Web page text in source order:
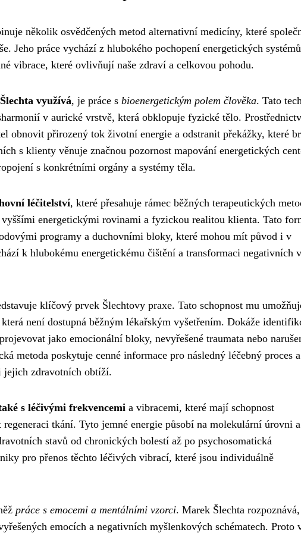
několik osvědčených metod alternativní medicíny, které
Jeho práce vychází z hlubokého pochopení energetických systémů
vibrace, které ovlivňují naše zdraví a celkovou pohodu.
využívá, je práce s bioenergetickým polem člověka. Tato
v aurické vrstvě, která obklopuje fyzické tělo.
obnovit přirozený tok životní energie a odstranit překážky, které
s klienty věnuje značnou pozornost mapování energetických
s konkrétními orgány a systémy těla.
léčitelství, které přesahuje rámec běžných terapeutických
energetickými rovinami a fyzickou realitou klienta. Tato
programy a duchovními bloky, které mohou mít původ i v
k hlubokému energetickému čištění a transformaci negativních
klíčový prvek Šlechtovy praxe. Tato schopnost mu
není dostupná běžným lékařským vyšetřením. Dokáže
jako emocionální bloky, nevyřešené traumata nebo
metoda poskytuje cenné informace pro následný léčebný proces a
jejich zdravotních obtíží.
s léčivými frekvencemi a vibracemi, které mají schopnost
tkání. Tyto jemné energie působí na molekulární úrovni a
stavů od chronických bolestí až po psychosomatická
pro přenos těchto léčivých vibrací, které jsou individuálně
práce s emocemi a mentálními vzorci. Marek Šlechta
emocích a negativních myšlenkových schématech. Proto